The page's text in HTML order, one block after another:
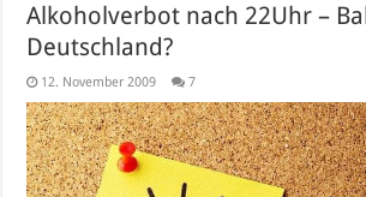
Alkoholverbot nach 22Uhr –
Deutschland?
12. November 2009 7